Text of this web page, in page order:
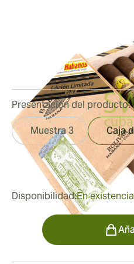
140 mm / 5.5
1Reseñas
289,52 € fue444,75 €
Disponibilidad:En
Presentación del producto:
Muestra 3 Caja
Cantidad